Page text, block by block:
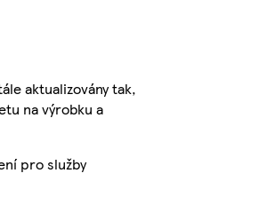
aktualizovány tak,
na výrobku a
pro služby